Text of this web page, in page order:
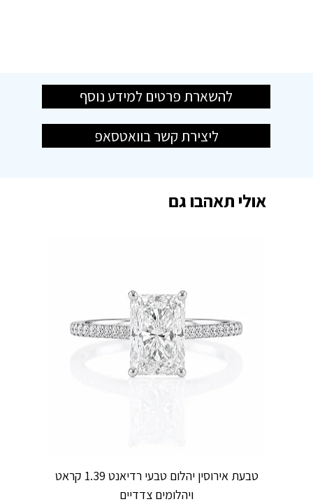
להשארת פרטים למידע נוסף
ליצירת קשר בוואטסאפ
אולי תאהבו גם
טבעת אירוסין יהלום טבעי רדיאנט 1.39 קראט
ויהלומים צדדיים